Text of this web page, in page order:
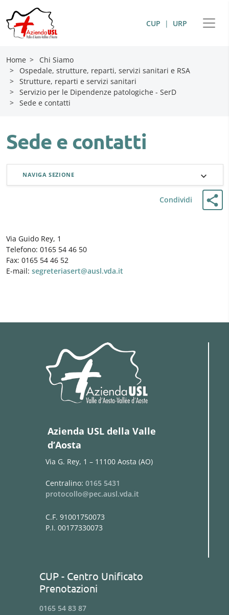
CUP | URP
Home >
Chi Siamo
>
Ospedale, strutture, reparti, servizi sanitari e RSA
> Strutture, reparti e servizi sanitari
> Servizio per le Dipendenze patologiche - SerD
> Sede e contatti
Sede e contatti
Via Guido Rey, 1
Telefono: 0165 54 46 50
Fax: 0165 54 46 52
E-mail: segreteriasert@ausl.vda.it
Condividi
NAVIGA SEZIONE
Azienda USL della Valle
d’Aosta
Via G. Rey, 1 – 11100 Aosta (AO)
Centralino: 0165 5431
protocollo@pec.ausl.vda.it
C.F. 91001750073
P.I. 00177330073
CUP - Centro Unificato
Prenotazioni
0165 54 83 87